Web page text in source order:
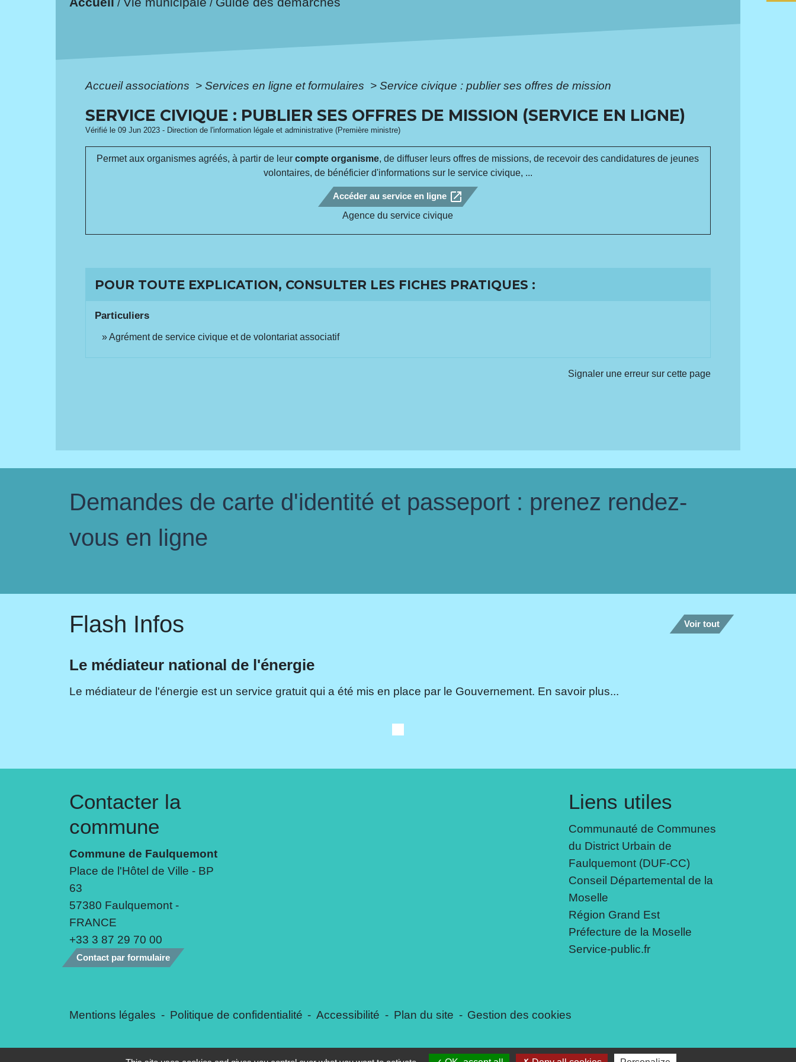
/ /
Accueil associations > Services en ligne et formulaires > Service civique : publier ses offres de mission
SERVICE CIVIQUE : PUBLIER SES OFFRES DE MISSION (SERVICE EN LIGNE)
Vérifié le 09 Jun 2023 - Direction de l'information légale et administrative (Première ministre)
Permet aux organismes agréés, à partir de leurcompte organisme, de diffuser leurs offres de missions, de recevoir des candidatures de jeunes
volontaires, de bénéficier d'informations sur le service civique, ...
Accéder au service en ligne open_in_new
Agence du service civique
POUR TOUTE EXPLICATION, CONSULTER LES FICHES PRATIQUES :
Particuliers
Agrément de service civique et de volontariat associatif
Signaler une erreur sur cette page
Demandes de carte d'identité et passeport : prenez rendez-
vous en ligne
Flash Infos Voir tout
Le médiateur national de l'énergie
Le médiateur de l'énergie est un service gratuit qui a été mis en place par le Gouvernement. En savoir plus...
Contacter la
commune
Commune de Faulquemont
Place de l'Hôtel de Ville - BP
63
57380 Faulquemont -
FRANCE
+33 3 87 29 70 00
Contact par formulaire
Liens utiles
Communauté de Communes
du District Urbain de
Faulquemont (DUF-CC)
Conseil Départemental de la
Moselle
Région Grand Est
Préfecture de la Moselle
Service-public.fr
Mentions légales - Politique de confidentialité - Accessibilité - Plan du site - Gestion des cookies